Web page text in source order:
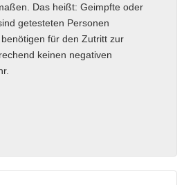
Das heißt: Geimpfte oder
getesteten Personen
für den Zutritt zur
keinen negativen